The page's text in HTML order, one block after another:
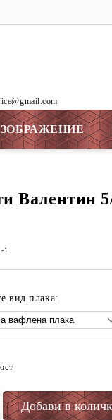
Валентин
1
вид плака: